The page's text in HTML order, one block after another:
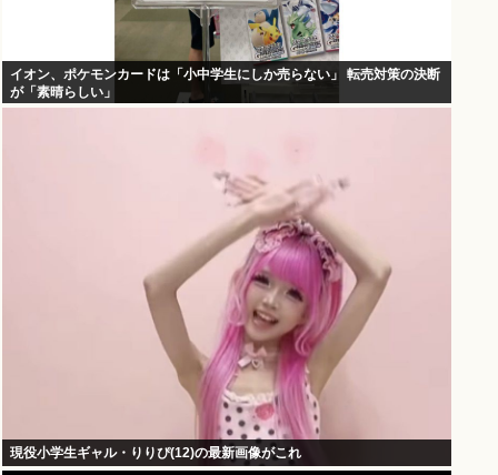
イオン、ポケモンカードは「小中学生にしか売らない」 転売対策の決断
が「素晴らしい」
現役小学生ギャル・りりぴ(12)の最新画像がこれ